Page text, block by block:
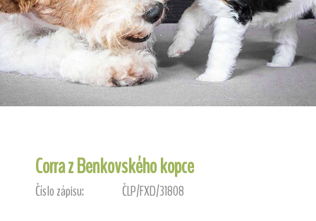
Corra z Benkovského kopce
Číslo zápisu: ČLP/FXD/31808